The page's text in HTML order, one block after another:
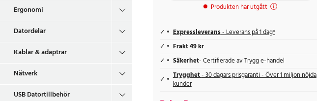
Ergonomi
Datordelar
Kablar & adaptrar
Nätverk
USB Datortillbehör
Produkten har utgått
Expressleverans- Leverans på 1 dag*
Frakt 49 kr
Säkerhet- Certifierade av Trygg e-handel
Trygghet- 30 dagars prisgaranti - Över 1 miljon nöjda
kunder